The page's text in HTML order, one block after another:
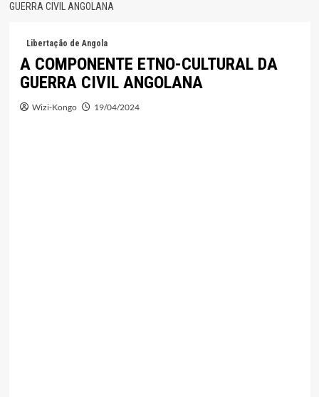
GUERRA CIVIL ANGOLANA
Libertação de Angola
A COMPONENTE ETNO-CULTURAL DA
GUERRA CIVIL ANGOLANA
Wizi-Kongo 19/04/2024